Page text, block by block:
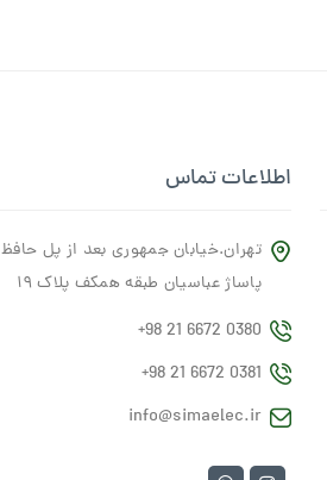
اطلاعات تماس
تهران.خیابان جمهوری بعد از پل حافظ
پاساژ عباسیان طبقه همکف پلاک ۱۹
+98 21 6672 0380
+98 21 6672 0381
info@simaelec.ir